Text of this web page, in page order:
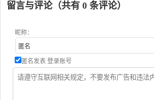
留言与评论（共有 0 条评论）
昵称：
匿名发表 登录账号